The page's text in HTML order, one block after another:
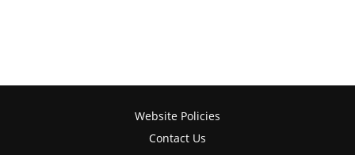
Website Policies
Contact Us